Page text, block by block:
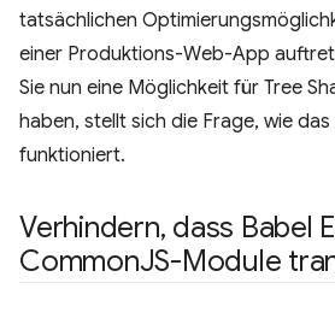
tatsächlichen
einer Produktions-Web-App
Sie nun eine Möglichkeit für Tree
haben, stellt sich die Frage, wie
funktioniert.
Verhindern, dass Babel
CommonJS-Module